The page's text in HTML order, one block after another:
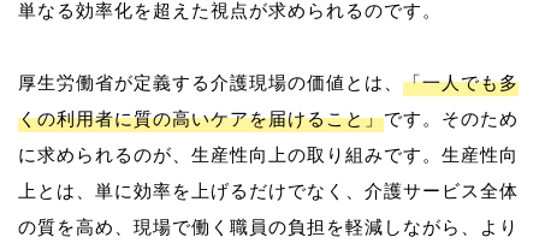
単なる効率化を超えた視点が求められるのです。
厚生労働省が定義する介護現場の価値とは、 「一人でも多
くの利用者に質の高いケアを届けること」です。そのため
に求められるのが、生産性向上の取り組みです。生産性向
上とは、単に効率を上げるだけでなく、介護サービス全体
の質を高め、現場で働く職員の負担を軽減しながら、より